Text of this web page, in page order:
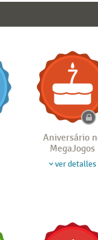
Aniversário
MegaJogos
ver detalles